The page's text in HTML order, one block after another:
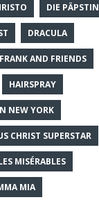
DIE PÄPSTIN
DRACULA
FRANK AND FRIENDS
HAIRSPRAY
NEW YORK
CHRIST SUPERSTAR
MISÉRABLES
MIA